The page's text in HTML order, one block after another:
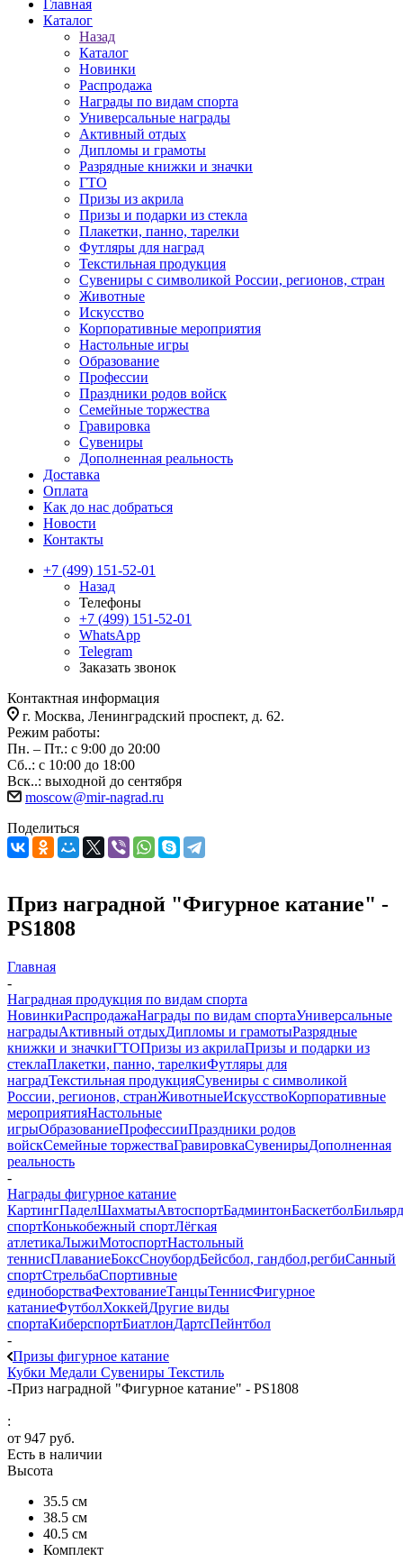
Главная
Каталог
Назад
Каталог
Новинки
Распродажа
Награды по видам спорта
Универсальные награды
Активный отдых
Дипломы и грамоты
Разрядные книжки и значки
ГТО
Призы из акрила
Призы и подарки из стекла
Плакетки, панно, тарелки
Футляры для наград
Текстильная продукция
Сувениры с символикой России, регионов, стран
Животные
Искусство
Корпоративные мероприятия
Настольные игры
Образование
Профессии
Праздники родов войск
Семейные торжества
Гравировка
Сувениры
Дополненная реальность
Доставка
Оплата
Как до нас добраться
Новости
Контакты
+7 (499) 151-52-01
Назад
Телефоны
+7 (499) 151-52-01
WhatsApp
Telegram
Заказать звонок
Контактная информация
г. Москва, Ленинградский проспект, д. 62.
Режим работы:
Пн. – Пт.: с 9:00 до 20:00
Сб..: с 10:00 до 18:00
Вск..: выходной до сентября
moscow@mir-nagrad.ru
Поделиться
Приз наградной "Фигурное катание" -
PS1808
Главная
-
Наградная продукция по видам спорта
НовинкиРаспродажаНаграды по видам спортаУниверсальные
наградыАктивный отдыхДипломы и грамотыРазрядные
книжки и значкиГТОПризы из акрилаПризы и подарки из
стеклаПлакетки, панно, тарелкиФутляры для
наградТекстильная продукцияСувениры с символикой
России, регионов, странЖивотныеИскусствоКорпоративные
мероприятияНастольные
игрыОбразованиеПрофессииПраздники родов
войскСемейные торжестваГравировкаСувенирыДополненная
реальность
-
Награды фигурное катание
КартингПаделШахматыАвтоспортБадминтонБаскетболБильярд
спортКонькобежный спортЛёгкая
атлетикаЛыжиМотоспортНастольный
теннисПлаваниеБоксСноубордБейсбол, гандбол,регбиСанный
спортСтрельбаСпортивные
единоборстваФехтованиеТанцыТеннисФигурное
катаниеФутболХоккейДругие виды
спортаКиберспортБиатлонДартсПейнтбол
-
Призы фигурное катание
Кубки Медали Сувениры Текстиль
-Приз наградной "Фигурное катание" - PS1808
:
от 947 руб.
Есть в наличии
Высота
35.5 см
38.5 см
40.5 см
Комплект